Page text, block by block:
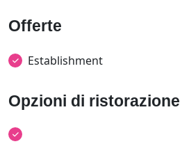
Offerte
Establishment
Opzioni di ristorazione